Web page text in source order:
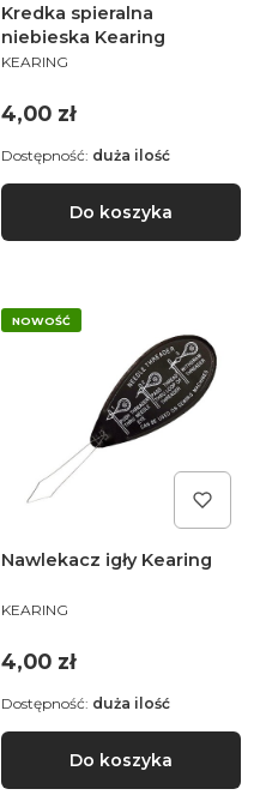
Kredka spieralna
niebieska Kearing
PRODUCENT
KEARING
Cena
4,00 zł
Do koszyka
Dostępność: duża ilość
NOWOŚĆ
Nawlekacz igły Kearing
PRODUCENT
KEARING
Cena
4,00 zł
Do koszyka
Dostępność: duża ilość